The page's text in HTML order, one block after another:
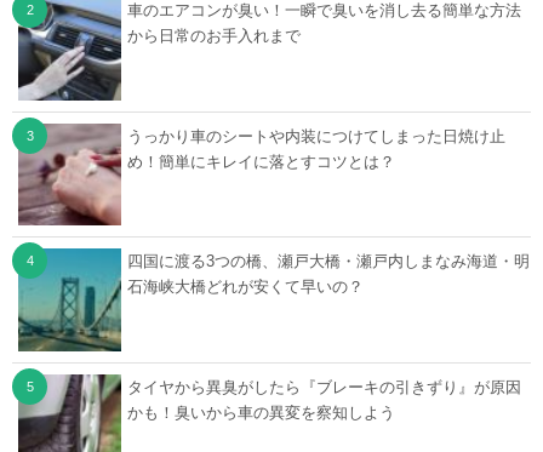
車のエアコンが臭い！一瞬で臭いを消し去る簡単な方法
から日常のお手入れまで
うっかり車のシートや内装につけてしまった日焼け止
め！簡単にキレイに落とすコツとは？
四国に渡る3つの橋、瀬戸大橋・瀬戸内しまなみ海道・明
石海峡大橋どれが安くて早いの？
タイヤから異臭がしたら『ブレーキの引きずり』が原因
かも！臭いから車の異変を察知しよう